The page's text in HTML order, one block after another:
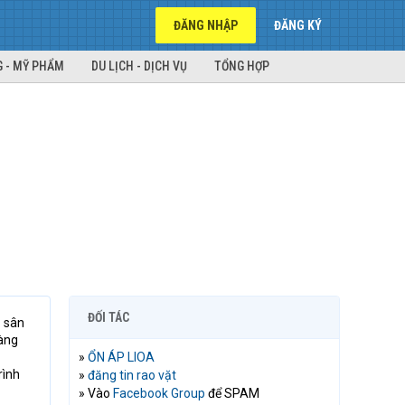
ĐĂNG NHẬP ĐĂNG KÝ
- MỸ PHẨM DU LỊCH - DỊCH VỤ TỔNG HỢP
sân
ĐỐI TÁC
» ỔN ÁP LIOA
» đăng tin rao vặt
» Vào Facebook Group để SPAM